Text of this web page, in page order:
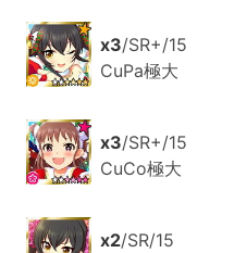
x3/SR+/15
CuPa極大
x3/SR+/15
CuCo極大
x2/SR/15